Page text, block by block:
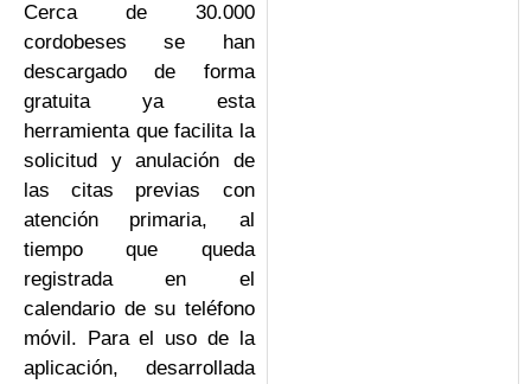
Cerca de 30.000
cordobeses se han
descargado de forma
gratuita ya esta
herramienta que facilita la
solicitud y anulación de
las citas previas con
atención primaria, al
tiempo que queda
registrada en el
calendario de su teléfono
móvil. Para el uso de la
aplicación, desarrollada